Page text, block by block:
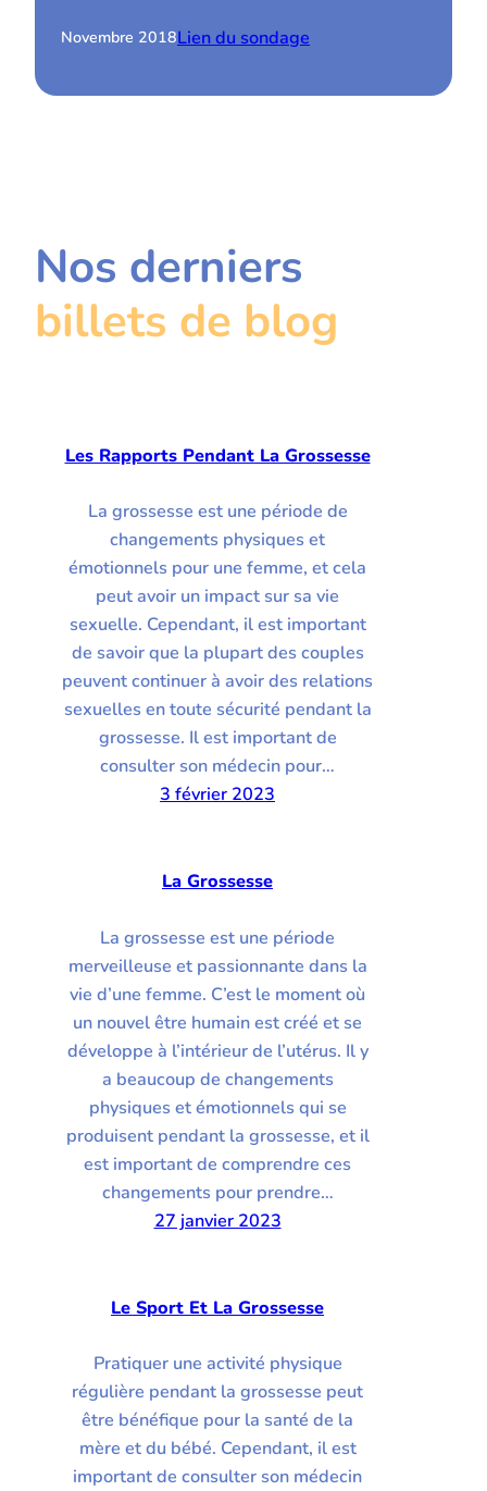
Novembre 2018Lien du sondage
Nos derniers
billets de blog
Les Rapports Pendant La Grossesse
La grossesse est une période de
changements physiques et
émotionnels pour une femme, et cela
peut avoir un impact sur sa vie
sexuelle. Cependant, il est important
de savoir que la plupart des couples
peuvent continuer à avoir des relations
sexuelles en toute sécurité pendant la
grossesse. Il est important de
consulter son médecin pour…
3 février 2023
La Grossesse
La grossesse est une période
merveilleuse et passionnante dans la
vie d’une femme. C’est le moment où
un nouvel être humain est créé et se
développe à l’intérieur de l’utérus. Il y
a beaucoup de changements
physiques et émotionnels qui se
produisent pendant la grossesse, et il
est important de comprendre ces
changements pour prendre…
27 janvier 2023
Le Sport Et La Grossesse
Pratiquer une activité physique
régulière pendant la grossesse peut
être bénéfique pour la santé de la
mère et du bébé. Cependant, il est
important de consulter son médecin